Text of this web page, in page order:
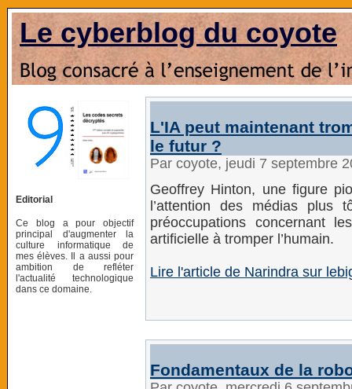
Le cyberblog du coyote
Editorial
Ce blog a pour objectif
principal d'augmenter la
culture informatique de
mes élèves. Il a aussi pour
ambition de refléter
l'actualité technologique
dans ce domaine.
L'IA peut maintenant
le futur ?
Par coyote, jeudi 7 septembre
Geoffrey Hinton, une figure
l’attention des médias plus
préoccupations concernant
artificielle à tromper l’humain.
Lire l'article de Narindra sur
Fondamentaux de la